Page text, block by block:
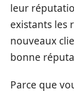
leur
existants les
nouveaux
bonne
Parce que